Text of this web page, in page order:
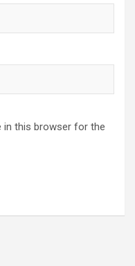
in this browser for the